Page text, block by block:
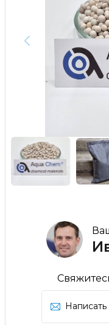
Написать